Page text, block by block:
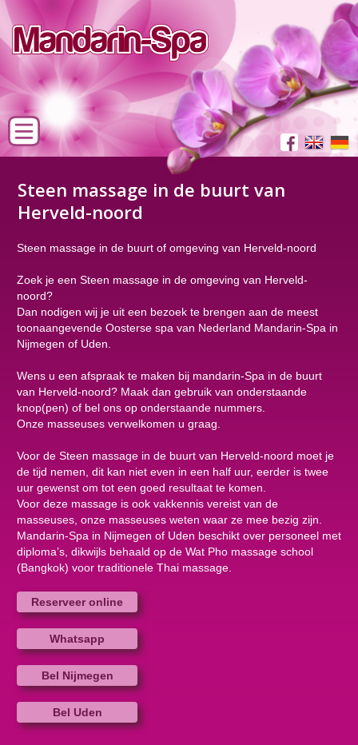
Steen massage in de buurt van
Herveld-noord
Steen massage in de buurt of omgeving van Herveld-noord
Zoek je een Steen massage in de omgeving van Herveld-
noord?
Dan nodigen wij je uit een bezoek te brengen aan de meest
toonaangevende Oosterse spa van Nederland Mandarin-Spa in
Nijmegen of Uden.
Wens u een afspraak te maken bij mandarin-Spa in de buurt
van Herveld-noord? Maak dan gebruik van onderstaande
knop(pen) of bel ons op onderstaande nummers.
Onze masseuses verwelkomen u graag.
Voor de Steen massage in de buurt van Herveld-noord moet je
de tijd nemen, dit kan niet even in een half uur, eerder is twee
uur gewenst om tot een goed resultaat te komen.
Voor deze massage is ook vakkennis vereist van de
masseuses, onze masseuses weten waar ze mee bezig zijn.
Mandarin-Spa in Nijmegen of Uden beschikt over personeel met
diploma’s, dikwijls behaald op de Wat Pho massage school
(Bangkok) voor traditionele Thai massage.
Reserveer online
Whatsapp
Bel Nijmegen
Bel Uden